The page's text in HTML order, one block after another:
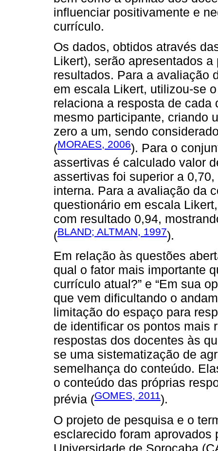
influenciar positivamente e
currículo.
Os dados, obtidos através
Likert), serão apresentados
resultados. Para a avaliação
em escala Likert, utilizou-se
relaciona a resposta de
mesmo participante, criando
zero a um, sendo
(MORAES, 2006). Para o
assertivas é calculado valor
assertivas foi superior a
interna. Para a avaliação da
questionário em escala
com resultado 0,94,
(BLAND; ALTMAN, 1997).
Em relação às questões
qual o fator mais importante
currículo atual?” e “Em sua
que vem dificultando o
limitação do espaço para
de identificar os pontos mais
respostas dos docentes às
se uma sistematização de
semelhança do conteúdo.
o conteúdo das próprias
prévia (GOMES, 2011).
O projeto de pesquisa e o
esclarecido foram
Universidade de Sorocaba